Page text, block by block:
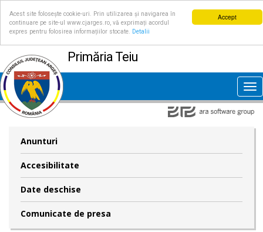
Accept
Acest site folosește cookie-uri. Prin utilizarea și navigarea în
continuare pe site-ul www.cjarges.ro, vă exprimați acordul
expres pentru folosirea informațiilor stocate.
Detalii
Primăria Teiu
Anunturi
Accesibilitate
Date deschise
Comunicate de presa